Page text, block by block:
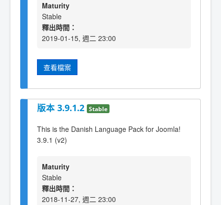
Maturity
Stable
釋出時間：
2019-01-15, 週二 23:00
查看檔案
版本 3.9.1.2 Stable
This is the Danish Language Pack for Joomla!
3.9.1 (v2)
Maturity
Stable
釋出時間：
2018-11-27, 週二 23:00